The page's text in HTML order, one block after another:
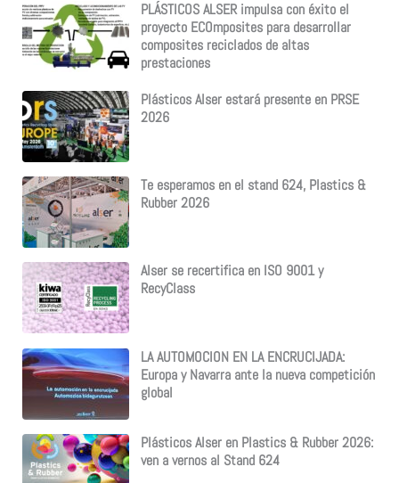
PLÁSTICOS ALSER impulsa con éxito el
proyecto ECOmposites para desarrollar
composites reciclados de altas
prestaciones
Plásticos Alser estará presente en PRSE
2026
Te esperamos en el stand 624, Plastics &
Rubber 2026
Alser se recertifica en ISO 9001 y
RecyClass
LA AUTOMOCION EN LA ENCRUCIJADA:
Europa y Navarra ante la nueva competición
global
Plásticos Alser en Plastics & Rubber 2026:
ven a vernos al Stand 624